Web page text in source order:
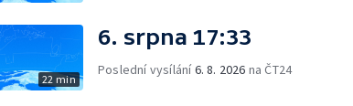
22 min
6. srpna 17:33
Poslední vysílání6. 8. 2026 na ČT24